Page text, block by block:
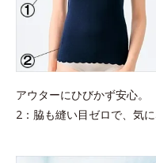
アウターにひびかず安心。
2：脇も縫い目ゼロで、気